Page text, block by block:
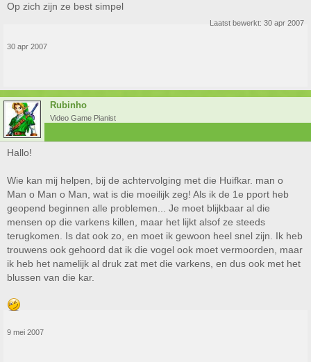
Op zich zijn ze best simpel
Laatst bewerkt: 30 apr 2007
30 apr 2007
Rubinho
Video Game Pianist
Hallo!
Wie kan mij helpen, bij de achtervolging met die Huifkar. man o
Man o Man o Man, wat is die moeilijk zeg! Als ik de 1e pport heb
geopend beginnen alle problemen... Je moet blijkbaar al die
mensen op die varkens killen, maar het lijkt alsof ze steeds
terugkomen. Is dat ook zo, en moet ik gewoon heel snel zijn. Ik heb
trouwens ook gehoord dat ik die vogel ook moet vermoorden, maar
ik heb het namelijk al druk zat met die varkens, en dus ook met het
blussen van die kar.
9 mei 2007